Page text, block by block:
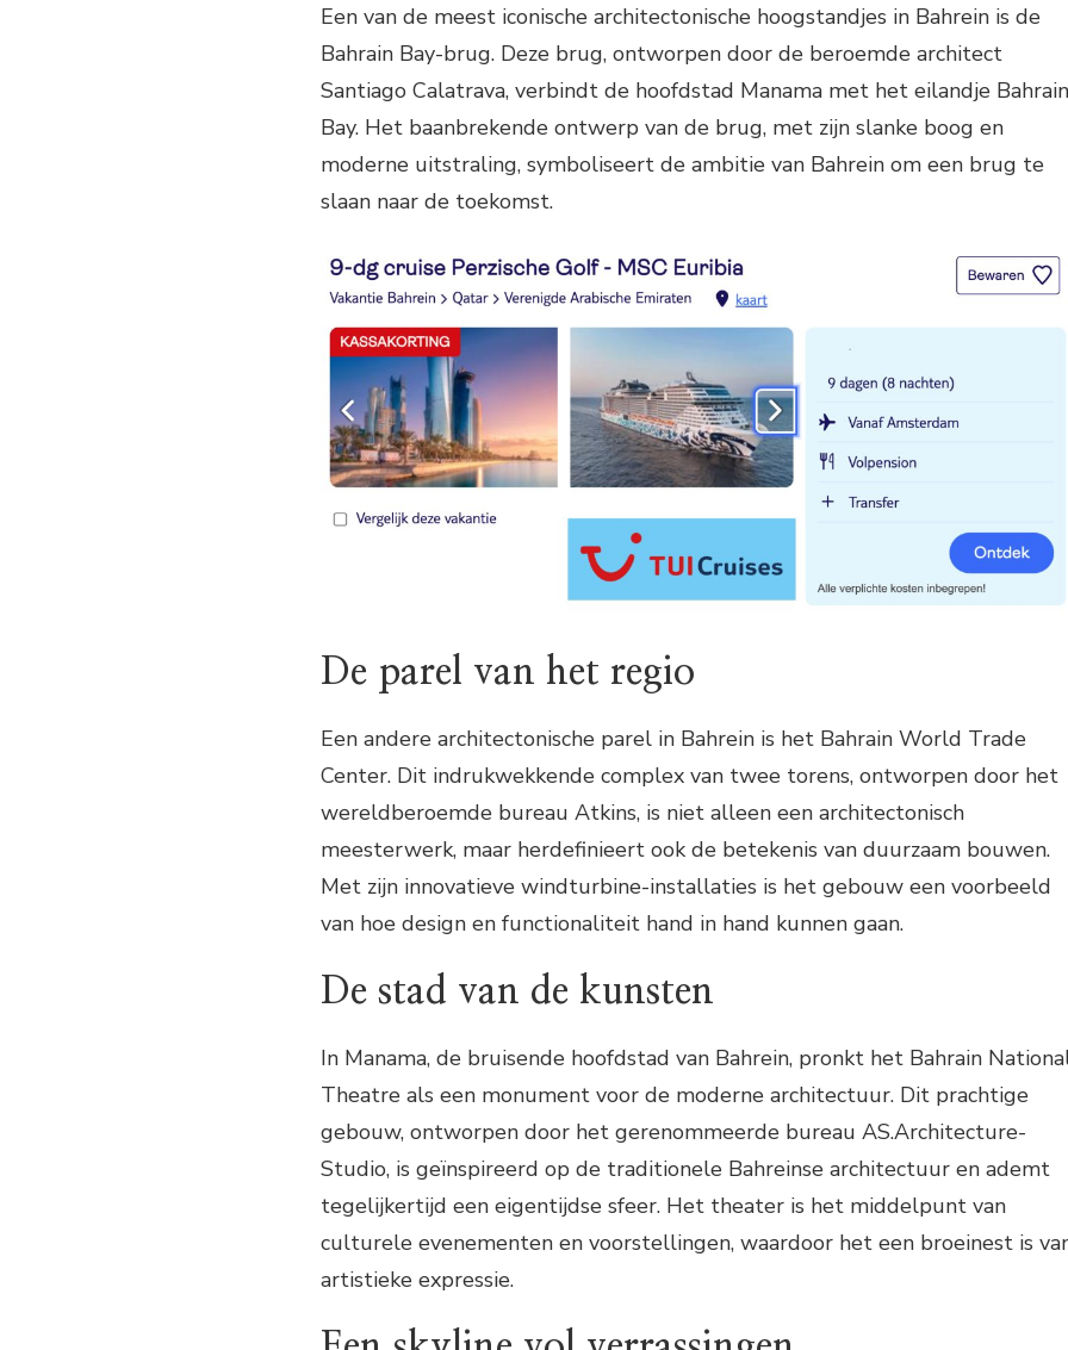
Een van de meest iconische architectonische hoogstandjes in Bahrein is de
Bahrain Bay-brug. Deze brug, ontworpen door de beroemde architect
Santiago Calatrava, verbindt de hoofdstad Manama met het eilandje Bahrain
Bay. Het baanbrekende ontwerp van de brug, met zijn slanke boog en
moderne uitstraling, symboliseert de ambitie van Bahrein om een brug te
slaan naar de toekomst.
De parel van het regio
Een andere architectonische parel in Bahrein is het Bahrain World Trade
Center. Dit indrukwekkende complex van twee torens, ontworpen door het
wereldberoemde bureau Atkins, is niet alleen een architectonisch
meesterwerk, maar herdefinieert ook de betekenis van duurzaam bouwen.
Met zijn innovatieve windturbine-installaties is het gebouw een voorbeeld
van hoe design en functionaliteit hand in hand kunnen gaan.
De stad van de kunsten
In Manama, de bruisende hoofdstad van Bahrein, pronkt het Bahrain
Theatre als een monument voor de moderne architectuur. Dit prachtige
gebouw, ontworpen door het gerenommeerde bureau AS.Architecture-
Studio, is geïnspireerd op de traditionele Bahreinse architectuur en ademt
tegelijkertijd een eigentijdse sfeer. Het theater is het middelpunt van
culturele evenementen en voorstellingen, waardoor het een broeinest is
artistieke expressie.